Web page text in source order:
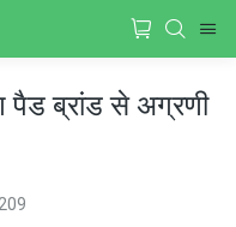
पैड ब्रांड से अग्रणी